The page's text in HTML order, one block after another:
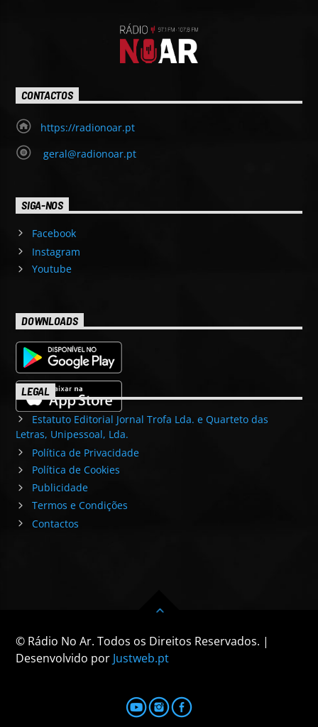
CONTACTOS
https://radionoar.pt
geral@radionoar.pt
SIGA-NOS
Facebook
Instagram
Youtube
DOWNLOADS
LEGAL
Estatuto Editorial Jornal Trofa Lda. e Quarteto das
Letras, Unipessoal, Lda.
Política de Privacidade
Política de Cookies
Publicidade
Termos e Condições
Contactos
© Rádio No Ar. Todos os Direitos Reservados. |
Desenvolvido por Justweb.pt